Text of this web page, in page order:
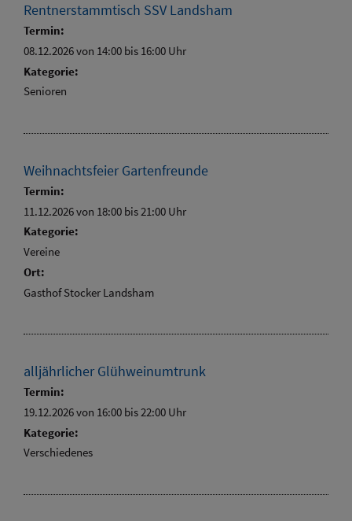
Rentnerstammtisch SSV Landsham
Termin:
08.12.2026 von 14:00 bis 16:00 Uhr
Kategorie:
Senioren
Weihnachtsfeier Gartenfreunde
Termin:
11.12.2026 von 18:00 bis 21:00 Uhr
Kategorie:
Vereine
Ort:
Gasthof Stocker Landsham
alljährlicher Glühweinumtrunk
Termin:
19.12.2026 von 16:00 bis 22:00 Uhr
Kategorie:
Verschiedenes